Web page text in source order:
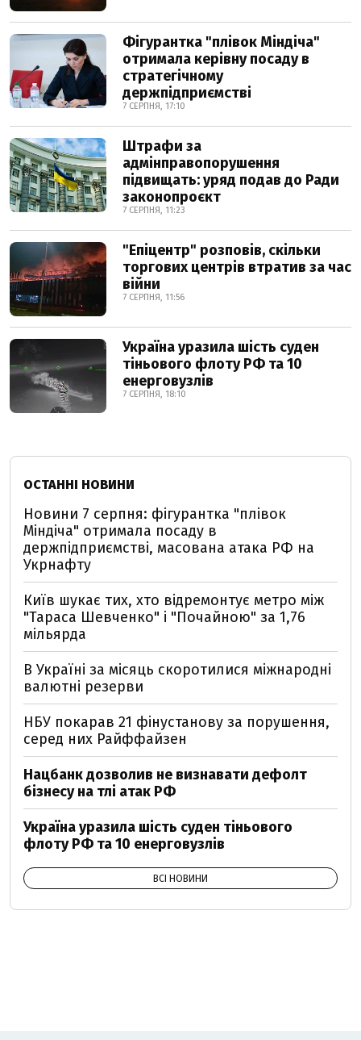
Фігурантка "плівок Міндіча"
отримала керівну посаду в
стратегічному
держпідприємстві
7 СЕРПНЯ, 17:10
Штрафи за
адмінправопорушення
підвищать: уряд подав до Ради
законопроєкт
7 СЕРПНЯ, 11:23
"Епіцентр" розповів, скільки
торгових центрів втратив за час
війни
7 СЕРПНЯ, 11:56
Україна уразила шість суден
тіньового флоту РФ та 10
енерговузлів
7 СЕРПНЯ, 18:10
ОСТАННІ НОВИНИ
Новини 7 серпня: фігурантка "плівок
Міндіча" отримала посаду в
держпідприємстві, масована атака РФ на
Укрнафту
Київ шукає тих, хто відремонтує метро між
"Тараса Шевченко" і "Почайною" за 1,76
мільярда
В Україні за місяць скоротилися міжнародні
валютні резерви
НБУ покарав 21 фінустанову за порушення,
серед них Райффайзен
Нацбанк дозволив не визнавати дефолт
бізнесу на тлі атак РФ
Україна уразила шість суден тіньового
флоту РФ та 10 енерговузлів
ВСІ НОВИНИ